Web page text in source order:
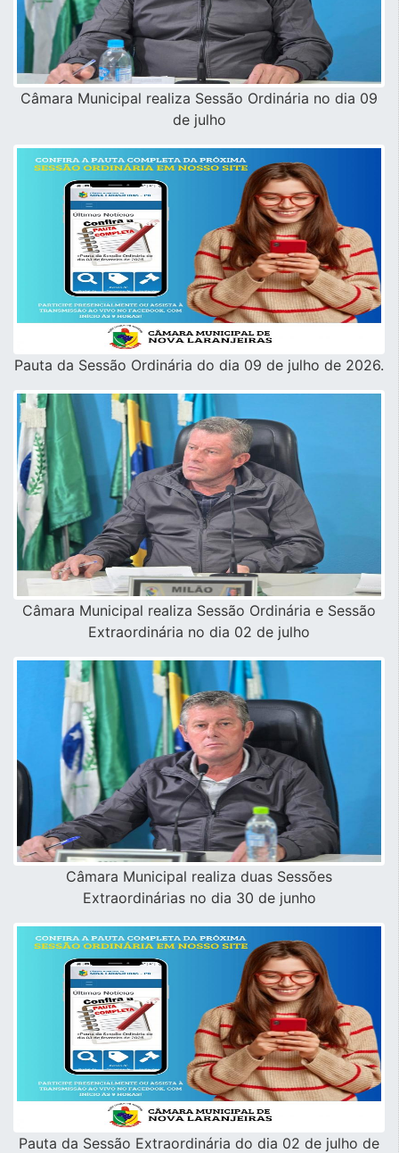
Câmara Municipal realiza Sessão Ordinária no dia 09
de julho
Pauta da Sessão Ordinária do dia 09 de julho de 2026.
Câmara Municipal realiza Sessão Ordinária e Sessão
Extraordinária no dia 02 de julho
Câmara Municipal realiza duas Sessões
Extraordinárias no dia 30 de junho
Pauta da Sessão Extraordinária do dia 02 de julho de